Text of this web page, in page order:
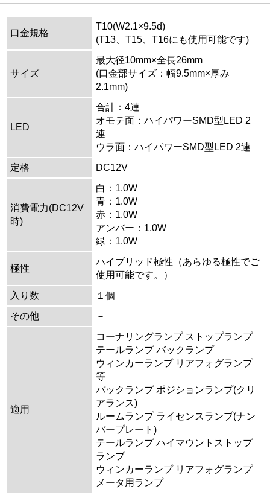
口金規格
T10(W2.1×9.5d)
(T13、T15、T16にも使用可能です)
サイズ
最大径10mm×全長26mm
(口金部サイズ：幅9.5mm×厚み
2.1mm)
LED
合計：4連
オモテ面：ハイパワーSMD型LED 2
連
ウラ面：ハイパワーSMD型LED 2連
定格
DC12V
消費電力(DC12V
時)
白：1.0W
青：1.0W
赤：1.0W
アンバー：1.0W
緑：1.0W
極性
ハイブリッド極性（あらゆる極性でご
使用可能です。）
入り数
１個
その他
－
適用
コーナリングランプ ストップランプ
テールランプ バックランプ
ウィンカーランプ リアフォグランプ
等
バックランプ ポジションランプ(クリ
アランス)
ルームランプ ライセンスランプ(ナン
バープレート)
テールランプ ハイマウントストップ
ランプ
ウィンカーランプ リアフォグランプ
メータ用ランプ